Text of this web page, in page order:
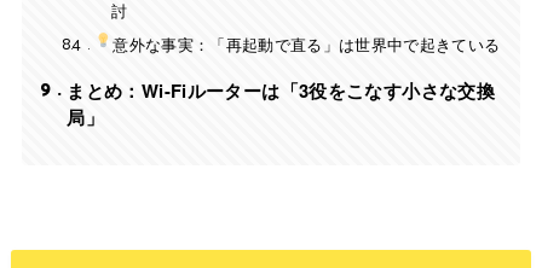
討
8.4 意外な事実：「再起動で直る」は世界中で起きている
9
まとめ：Wi-Fiルーターは「3役をこなす小さな交換
局」